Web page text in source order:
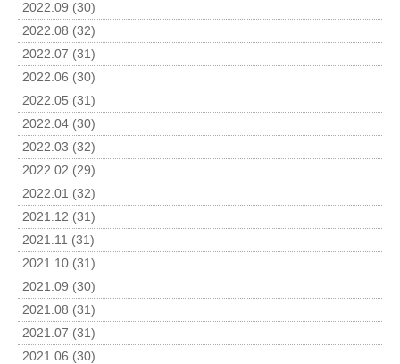
2022.09 (30)
2022.08 (32)
2022.07 (31)
2022.06 (30)
2022.05 (31)
2022.04 (30)
2022.03 (32)
2022.02 (29)
2022.01 (32)
2021.12 (31)
2021.11 (31)
2021.10 (31)
2021.09 (30)
2021.08 (31)
2021.07 (31)
2021.06 (30)